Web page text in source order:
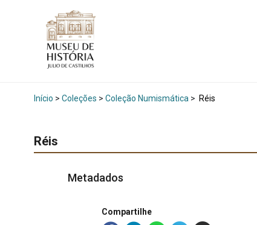
Início > Coleções > Coleção Numismática > Réis
Réis
Metadados
Compartilhe